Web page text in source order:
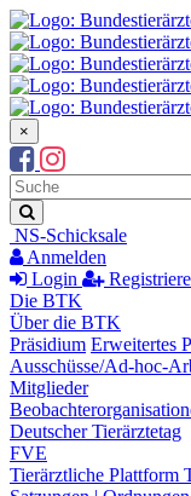
×
Suchbegriff
Suche
NS-Schicksale
Anmelden
Login
Die BTK
Über die BTK
Präsidium Erweitertes
Ausschüsse/Ad-hoc-
Mitglieder
Deutscher Tierärztetag
FVE
Tierärztliche Plattform